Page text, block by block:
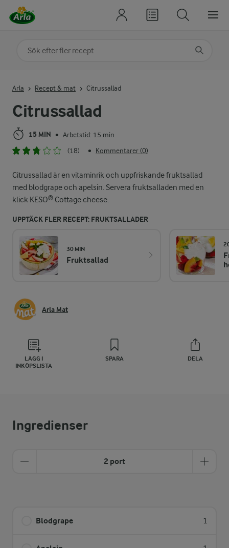
Citrussallad
15 MIN • Arbetstid: 15 min
(18)
• Kommentarer (0)
Citrussallad är en vitaminrik och uppfriskande fruktsallad
med blodgrape och apelsin. Servera fruktsalladen med en
klick KESO® Cottage cheese.
UPPTÄCK FLER RECEPT: FRUKTSALLADER
30 MIN
Fruktsallad
Arla Mat
LÄGG I
INKÖPSLISTA
SPARA DELA
Arla Recept & mat Citrussallad
Ingredienser
2 port
Blodgrape 1
Sök på kategori eller ingrediens